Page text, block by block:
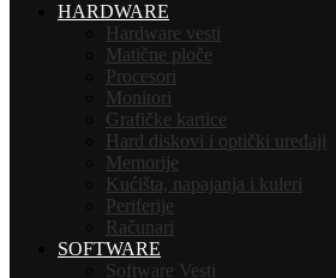
HARDWARE
Hardware vesti
Matične ploče
Procesori
Monitori
Grafičke kartice
Hard diskovi i optički uređaji
Memorije
Kućišta, napajanja i kuleri
Periferije
Računari
SOFTWARE
Software Vesti